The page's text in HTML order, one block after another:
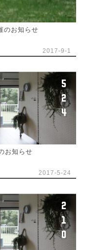
のお知らせ
2017-9-1
5
2
4
お知らせ
2017-5-24
2
1
0